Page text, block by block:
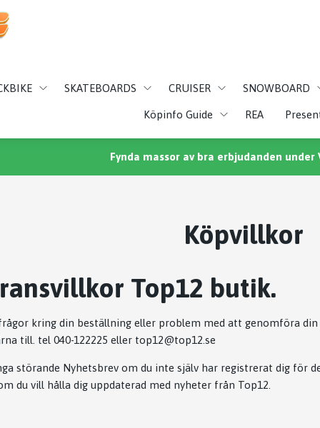
SKATEBOARDS CRUISER SNOWBOARD
Köpinfo Guide REA
Fynda massor av bra erbjudanden under
Köpvillkor
Top12 butik.
kring din beställning eller problem med att genomföra
till. tel 040-122225 eller top12@top12.se
störande Nyhetsbrev om du inte själv har registrerat dig för
du vill hålla dig uppdaterad med nyheter från Top12.